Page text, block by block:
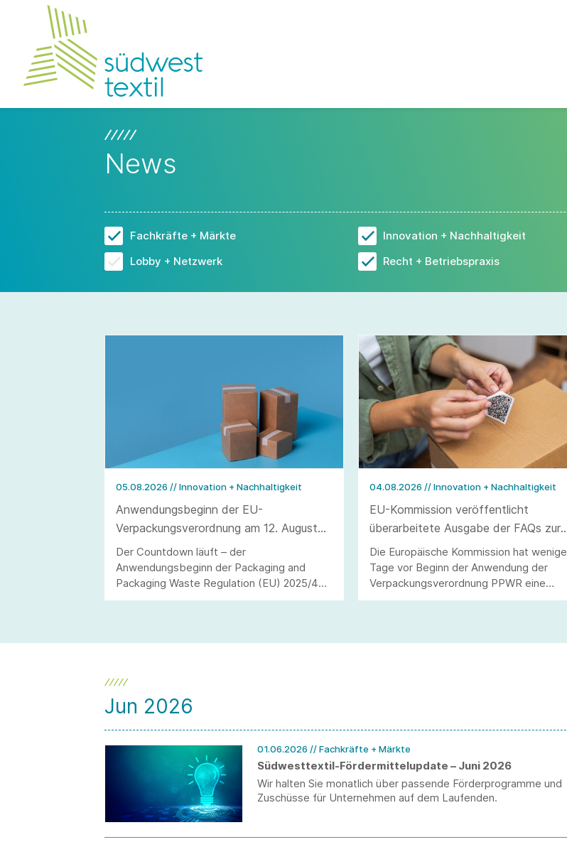
News
Fachkräfte + Märkte Innovation + Nachhaltigkeit
Lobby + Netzwerk
Recht + Betriebspraxis
05.08.2026 // Innovation + Nachhaltigkeit
Anwendungsbeginn der EU-
Verpackungsverordnung am 12. August
2026
Der Countdown läuft – der
Anwendungsbeginn der Packaging and
Packaging Waste Regulation (EU) 2025/40
(kurz: PPWR) steht in den Startlöchern.
04.08.2026 // Innovation + Nachhaltigkeit
EU-Kommission veröffentlicht
überarbeitete Ausgabe der FAQs zur
Verpackungsverordnung PPWR
Die Europäische Kommission hat wenige
Tage vor Beginn der Anwendung der
Verpackungsverordnung PPWR eine
überarbeitete Ausgabe ihrer FAQs
Jun 2026
01.06.2026 // Fachkräfte + Märkte
Südwesttextil-Fördermittelupdate – Juni 2026
Wir halten Sie monatlich über passende Förderprogramme und
Zuschüsse für Unternehmen auf dem Laufenden.